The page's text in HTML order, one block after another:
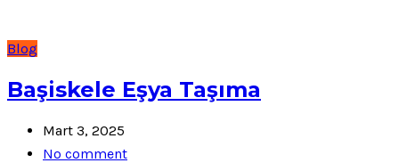
Blog
Başiskele Eşya Taşıma
Mart 3, 2025
No comment